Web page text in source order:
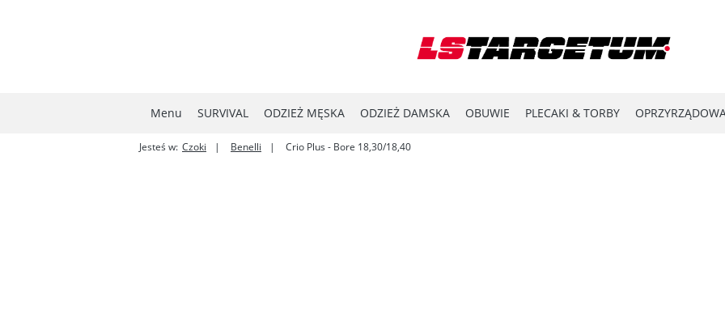
Menu SURVIVAL ODZIEŻ MĘSKA ODZIEŻ DAMSKA OBUWIE PLECAKI & TORBY
Jesteś w: Czoki Benelli Crio Plus - Bore 18,30/18,40